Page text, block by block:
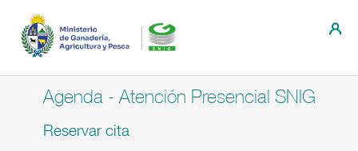
Agenda - Atención Presencial SNIG
Reservar cita